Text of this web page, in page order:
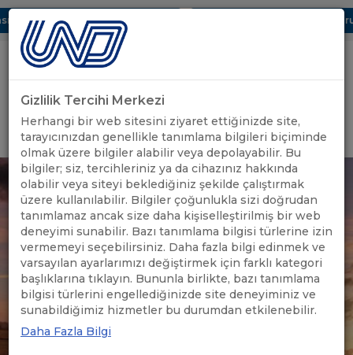
Dijital UBAK Bölümü Hakkında UND, Yunanistan Vize
Uluslararası Nakliyeciler Derneği
GİRİŞ YAP
Gizlilik Tercihi Merkezi
Herhangi bir web sitesini ziyaret ettiğinizde site,
tarayıcınızdan genellikle tanımlama bilgileri biçiminde
olmak üzere bilgiler alabilir veya depolayabilir. Bu
bilgiler; siz, tercihleriniz ya da cihazınız hakkında
olabilir veya siteyi beklediğiniz şekilde çalıştırmak
üzere kullanılabilir. Bilgiler çoğunlukla sizi doğrudan
tanımlamaz ancak size daha kişiselleştirilmiş bir web
deneyimi sunabilir. Bazı tanımlama bilgisi türlerine izin
vermemeyi seçebilirsiniz. Daha fazla bilgi edinmek ve
varsayılan ayarlarımızı değiştirmek için farklı kategori
başlıklarına tıklayın. Bununla birlikte, bazı tanımlama
bilgisi türlerini engellediğinizde site deneyiminiz ve
sunabildiğimiz hizmetler bu durumdan etkilenebilir.
Daha Fazla Bilgi